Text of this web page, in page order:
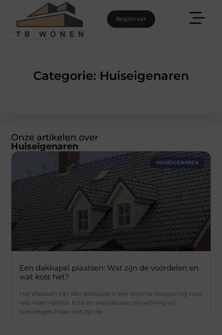
Registreer
Categorie: Huiseigenaren
Onze artikelen over
Huiseigenaren
HUISEIGENAREN
Een dakkapel plaatsen: Wat zijn de voordelen en
wat kost het?
Het plaatsen van een dakkapel is een slimme investering voor
wie meer ruimte, licht en waarde aan zijn woning wil
toevoegen. Maar wat zijn de